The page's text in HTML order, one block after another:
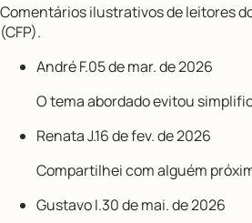
Comentários ilustrativos de leitores
(CFP).
André F.05 de mar. de 2026
O tema abordado evitou
Renata J.16 de fev. de 2026
Compartilhei com alguém
Gustavo I.30 de mai. de 2026